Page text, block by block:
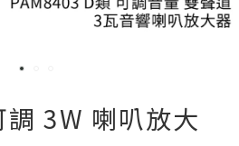
3W 喇叭放大